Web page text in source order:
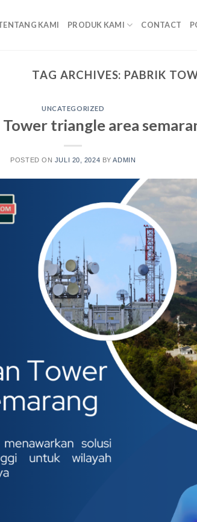
KAMI PRODUK KAMI CONTACT
TAG ARCHIVES: PABRIK
UNCATEGORIZED
triangle area
POSTED ON JULI 20, 2024 BYADMIN